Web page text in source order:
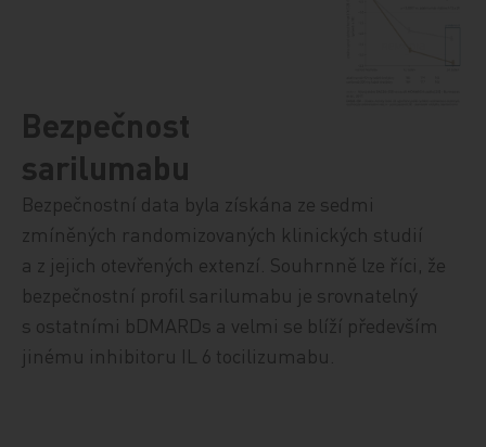
Bezpečnost
sarilumabu
Bezpečnostní data byla získána ze sedmi
zmíněných randomizovaných klinických studií
a z jejich otevřených extenzí. Souhrnně lze říci, že
bezpečnostní profil sarilumabu je srovnatelný
s ostatními bDMARDs a velmi se blíží především
jinému inhibitoru IL 6 tocilizumabu.